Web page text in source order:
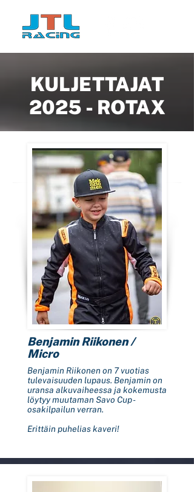
KULJETTAJAT
2025 - ROTAX
Benjamin Riikonen /
Micro
Benjamin Riikonen on 7 vuotias
tulevaisuuden lupaus. Benjamin on
uransa alkuvaiheessa ja kokemusta
löytyy muutaman Savo Cup -
osakilpailun verran.
Erittäin puhelias kaveri!